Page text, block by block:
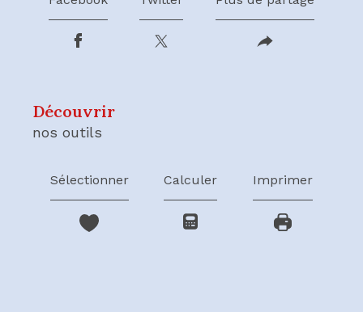
découvrir
nos outils
Sélectionner Calculer Imprimer